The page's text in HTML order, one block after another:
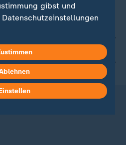
gibst und
findest du in unserer